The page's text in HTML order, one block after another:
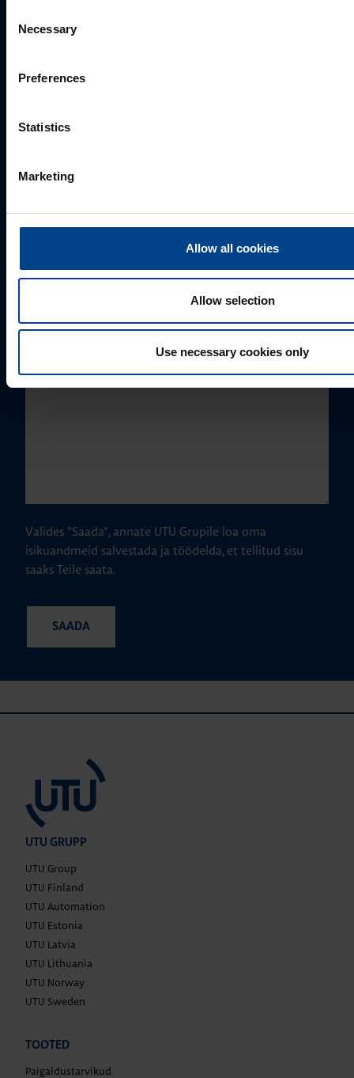
Selection
Necessary
Preferences
Statistics
Marketing
Allow all cookies
Allow selection
Use necessary cookies only
Perekonnanimi
Telefoni number
Valides "Saada", annate UTU Grupile loa oma
isikuandmeid salvestada ja töödelda, et tellitud sisu
saaks Teile saata.
UTU GRUPP
UTU Group
UTU Finland
UTU Automation
UTU Estonia
UTU Latvia
UTU Lithuania
UTU Norway
UTU Sweden
TOOTED
Paigaldustarvikud